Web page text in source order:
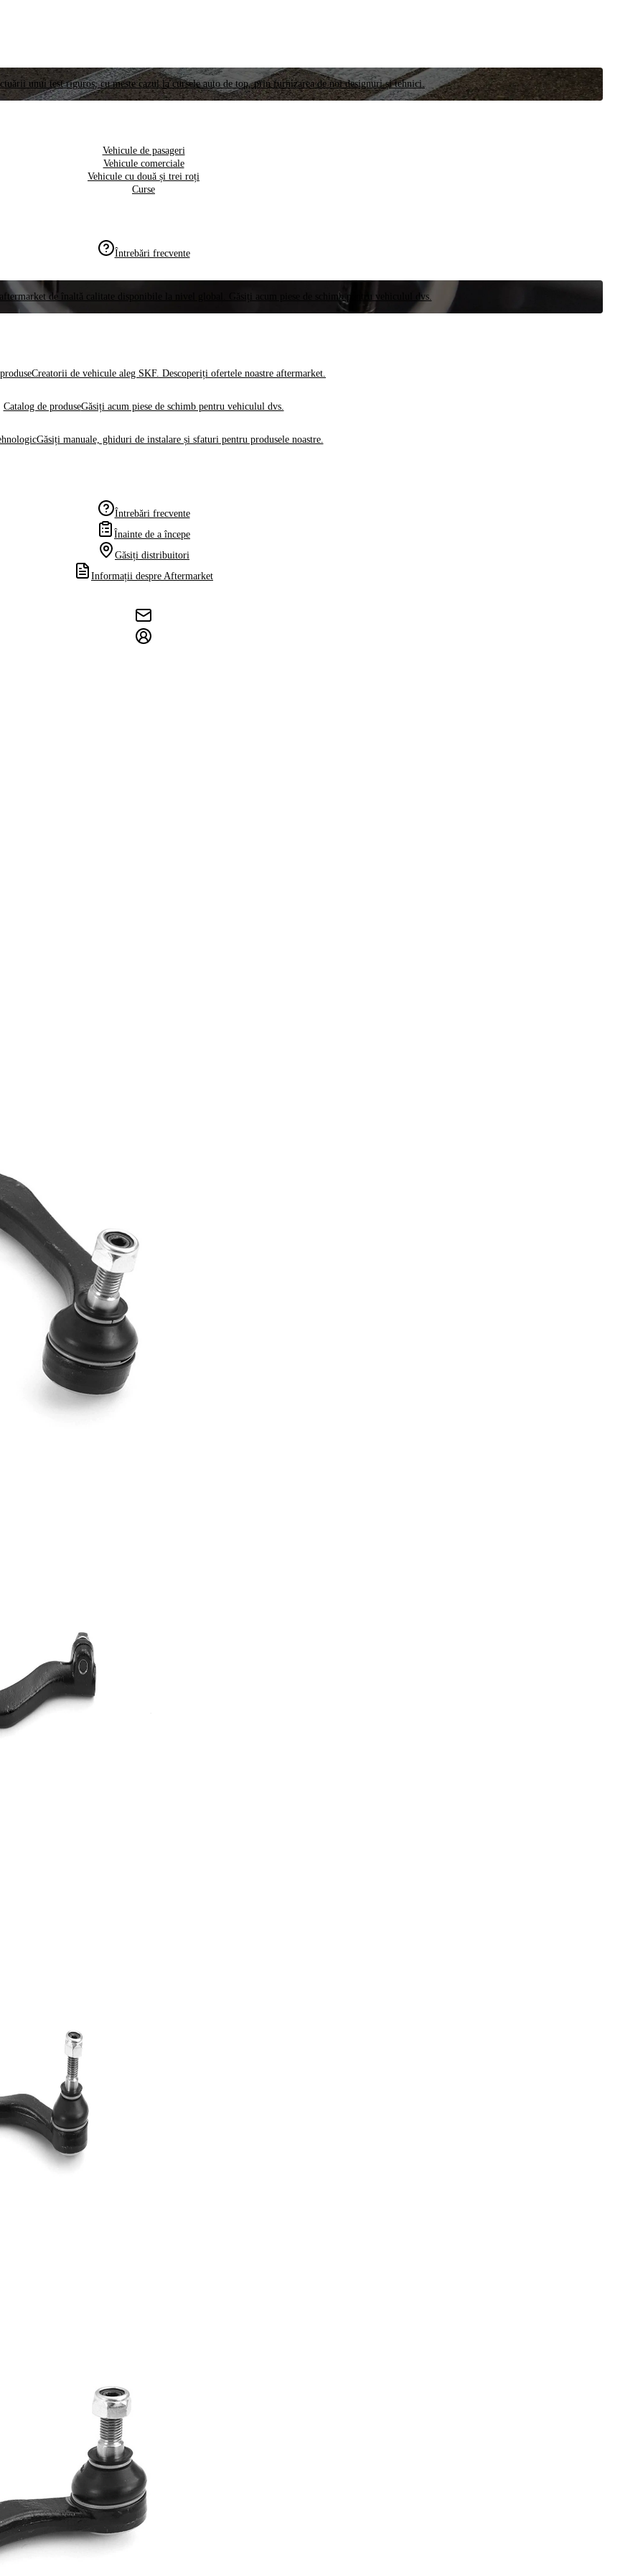
unui test riguros, cu meste cazul la cursele auto de top, prin furnizarea de noi designuri și tehnici.
Vehicule de pasageri
Vehicule comerciale
Vehicule cu două și trei roți
Curse
Întrebări frecvente
de înaltă calitate disponibile la nivel global. Găsiți acum piese de schimb pentru vehiculul dvs.
Creatorii de vehicule aleg SKF. Descoperiți ofertele noastre aftermarket.
Catalog de produseGăsiți acum piese de schimb pentru vehiculul dvs.
Găsiți manuale, ghiduri de instalare și sfaturi pentru produsele noastre.
Întrebări frecvente
Înainte de a începe
Găsiți distribuitori
Informații despre Aftermarket